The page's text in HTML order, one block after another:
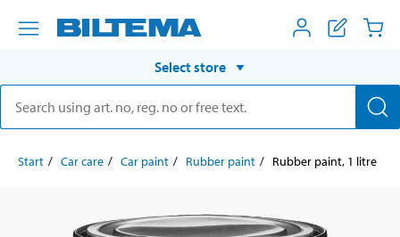
Select store
Start Car care Car paint Rubber paint Rubber paint, 1 litre